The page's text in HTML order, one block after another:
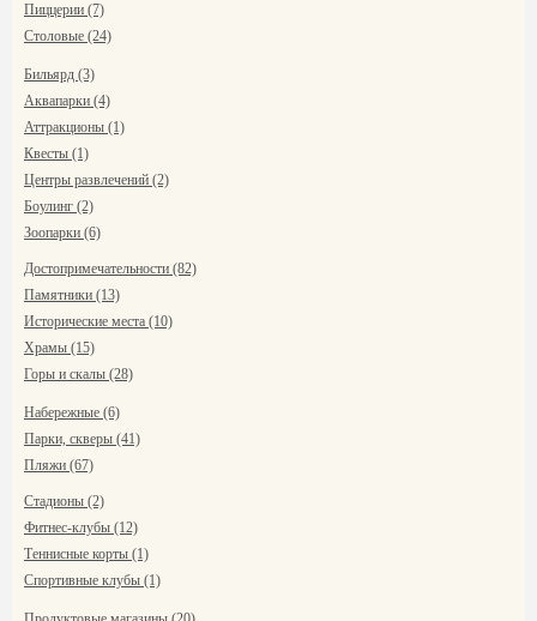
Пиццерии (7)
Столовые (24)
Бильярд (3)
Аквапарки (4)
Аттракционы (1)
Квесты (1)
Центры развлечений (2)
Боулинг (2)
Зоопарки (6)
Достопримечательности (82)
Памятники (13)
Исторические места (10)
Храмы (15)
Горы и скалы (28)
Набережные (6)
Парки, скверы (41)
Пляжи (67)
Стадионы (2)
Фитнес-клубы (12)
Теннисные корты (1)
Спортивные клубы (1)